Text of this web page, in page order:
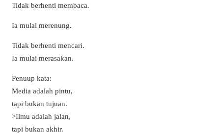
Tidak berhenti membaca.
Ia mulai merenung.
Tidak berhenti mencari.
Ia mulai merasakan.
Penuup kata:
Media adalah pintu,
tapi bukan tujuan.
>Ilmu adalah jalan,
tapi bukan akhir.